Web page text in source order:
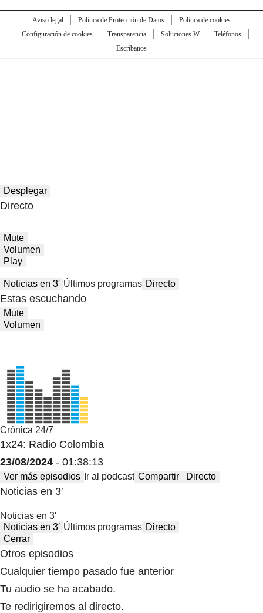
Aviso legal Política de Protección de Datos
Política de cookies
Configuración de cookies
Transparencia Soluciones W
Teléfonos
Escríbanos
Desplegar
Directo
Mute
Volumen
Play
Noticias en 3′ Últimos programas Directo
Estas escuchando
Mute
Volumen
Crónica 24/7
1x24: Radio Colombia
23/08/2024 - 01:38:13
Ver más episodios Ir al podcast Compartir Directo
Noticias en 3′
Noticias en 3′
Noticias en 3′ Últimos programas Directo
Cerrar
Otros episodios
Cualquier tiempo pasado fue anterior
Tu audio se ha acabado.
Te redirigiremos al directo.